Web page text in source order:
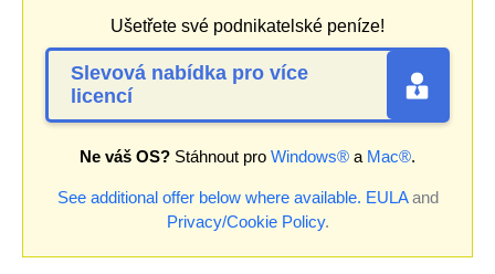
Ušetřete své podnikatelské peníze!
Slevová nabídka pro více
licencí
Ne váš OS? Stáhnout pro Windows® a Mac®.
See additional offer below where available. EULAand
Privacy/Cookie Policy.